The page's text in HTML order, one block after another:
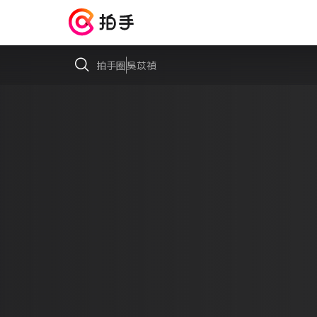
拍手圈吳苡禎